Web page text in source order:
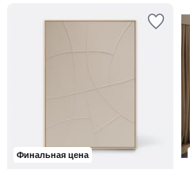
Финальная цена